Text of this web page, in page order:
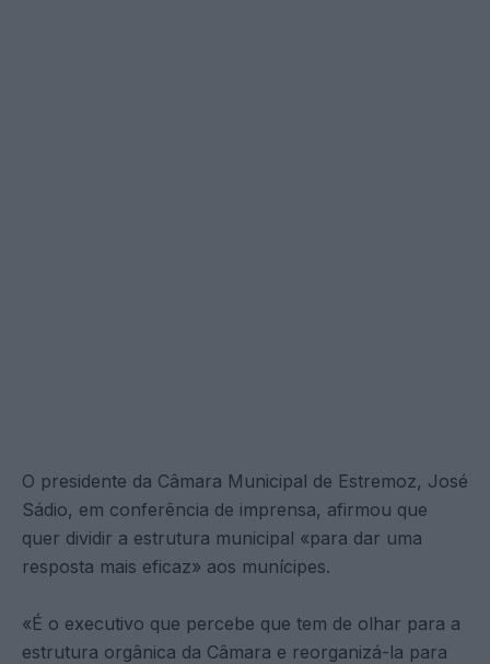
O presidente da Câmara Municipal de Estremoz, José
Sádio, em conferência de imprensa, afirmou que
quer dividir a estrutura municipal «para dar uma
resposta mais eficaz» aos munícipes.
«É o executivo que percebe que tem de olhar para a
estrutura orgânica da Câmara e reorganizá-la para